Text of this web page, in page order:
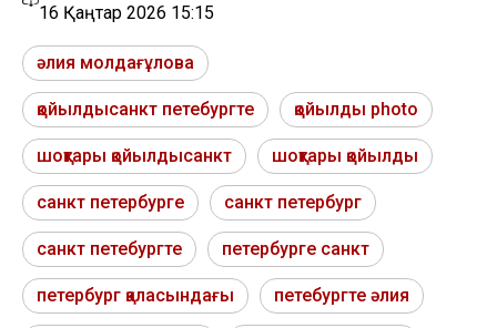
16 Қаңтар 2026 15:15
әлия молдағұлова
қойылдысанкт петебургте қойылды photo
шоқтары қойылдысанкт шоқтары қойылды
санкт петербурге санкт петербург
санкт петебургте петербурге санкт
петербург қаласындағы петебургте әлия